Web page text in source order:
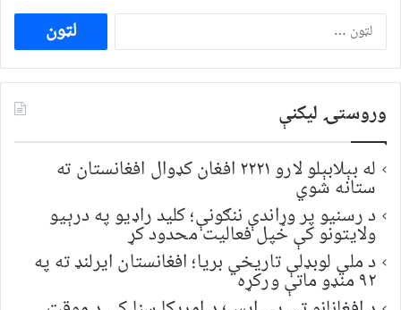
ددی
لپاره
لټون:
وروستۍ ليکنې
له بېلابېلو لارو ۲۲۲۱ افغان کډوال افغانستان ته
ستانه شوي
د رسنیو پر وړاندې ننګونې؛ کلید راډیو په درېیو
ولایتونو کې خپل فعالیت محدود کړ
د ملي لوبډلې تاریخي بریا؛ افغانستان ایرلنډ ته په
۹۲ منډو ماتې ورکړه